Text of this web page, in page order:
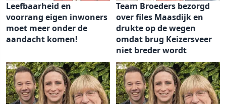
Leefbaarheid en
voorrang eigen inwoners
moet meer onder de
aandacht komen!
Team Broeders bezorgd
over files Maasdijk en
drukte op de wegen
omdat brug Keizersveer
niet breder wordt